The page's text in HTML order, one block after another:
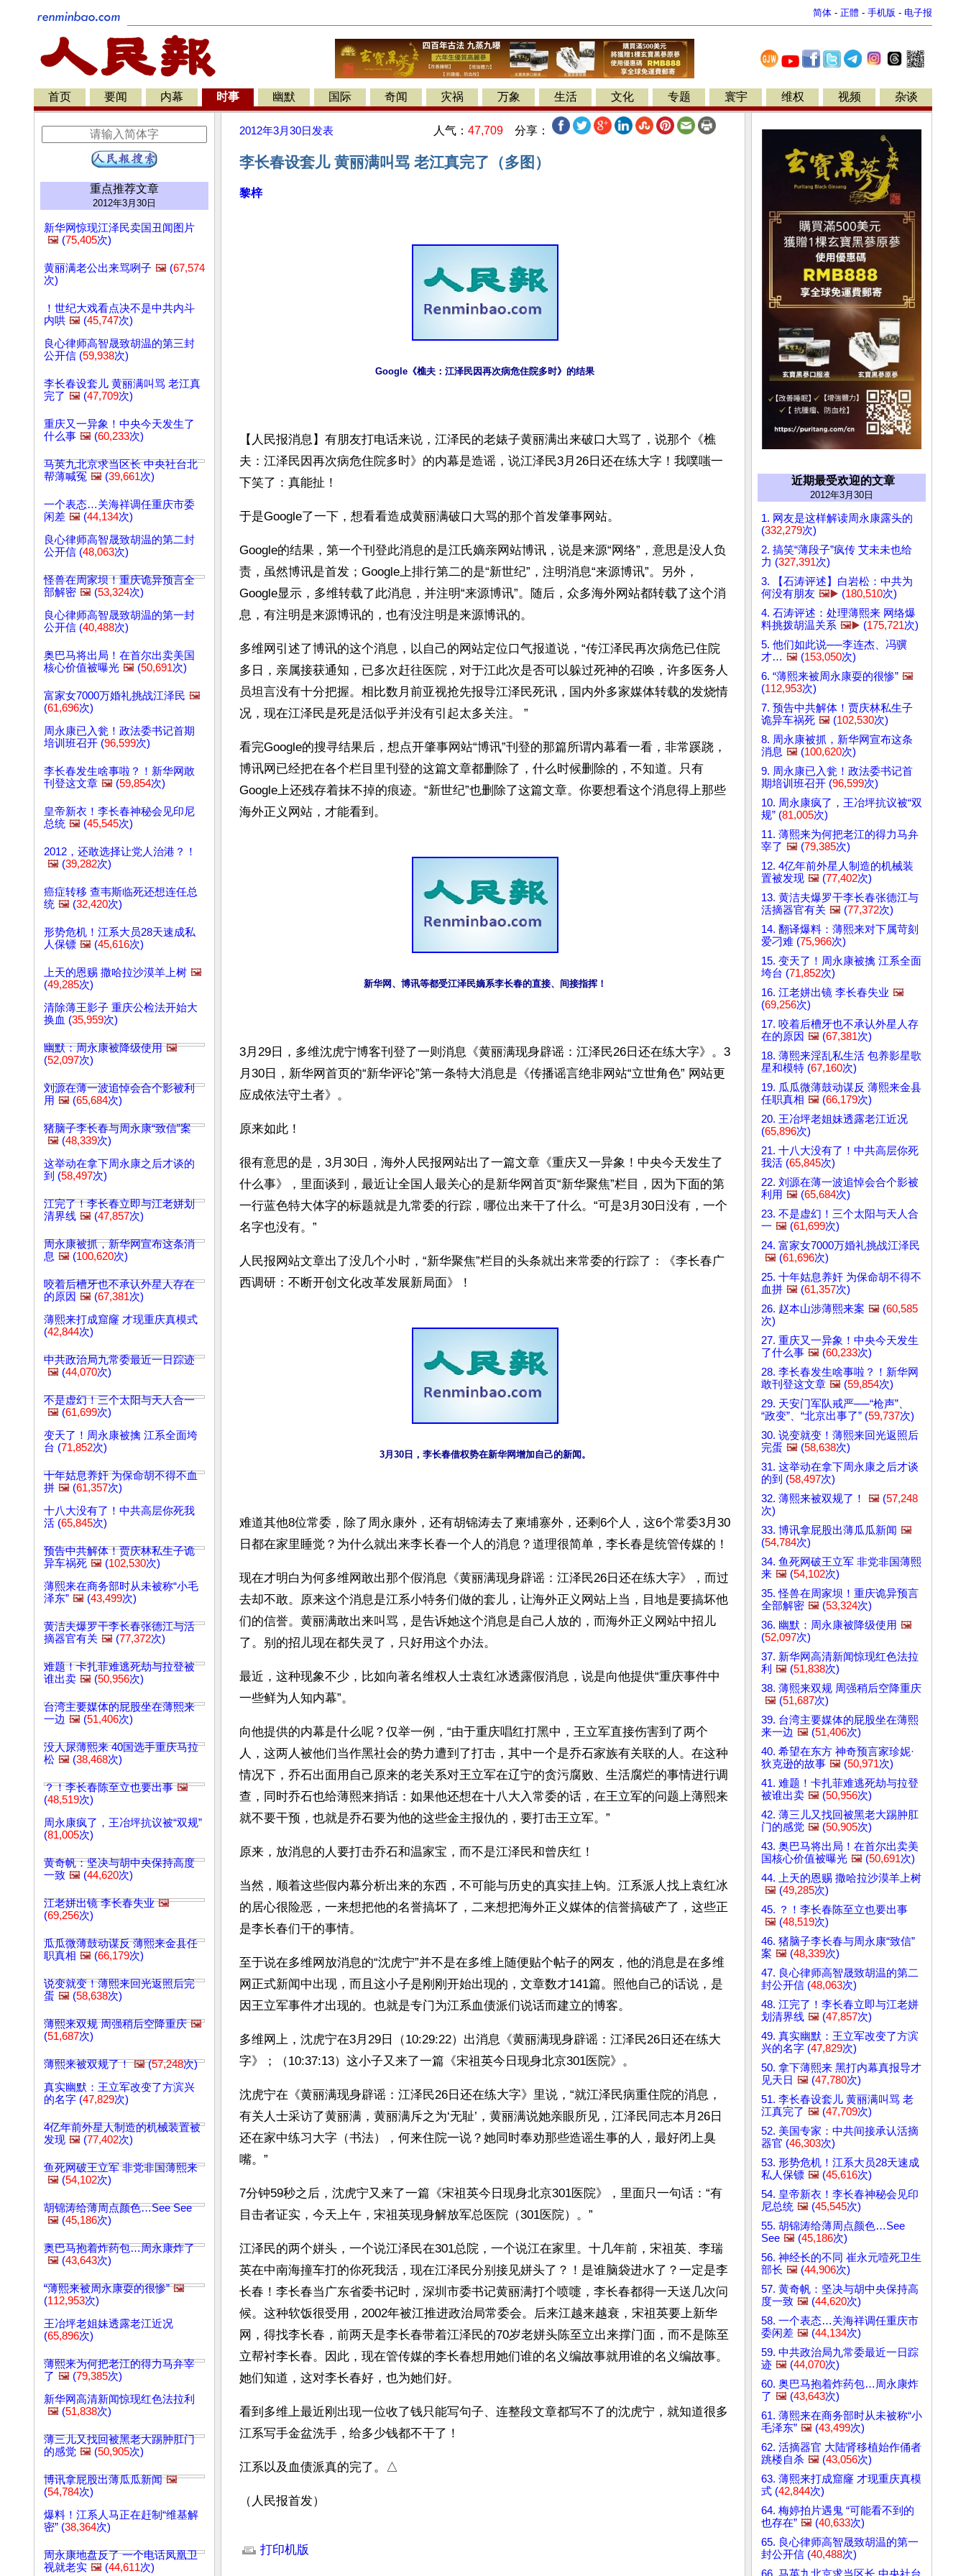
简体 - 正體 - 手机版 - 电子报
首页 要闻 内幕 时事 幽默 国际 奇闻 灾祸 万象 生活 文化 专题 寰宇 维权 视频 杂谈
重点推荐文章
2012年3月30日
新华网惊现江泽民卖国丑闻图片
🖼️ (75,405次)
黄丽满老公出来骂咧子 🖼️ (67,574
次)
！世纪大戏看点决不是中共内斗
内哄 🖼️ (45,747次)
良心律师高智晟致胡温的第三封
公开信 (59,938次)
李长春设套儿 黄丽满叫骂 老江真
完了 🖼️ (47,709次)
重庆又一异象！中央今天发生了
什么事 🖼️ (60,233次)
马英九北京求当区长 中央社台北
帮薄喊冤 🖼️ (39,661次)
一个表态…关海祥调任重庆市委
闲差 🖼️ (44,134次)
良心律师高智晟致胡温的第二封
公开信 (48,063次)
怪兽在周家坝！重庆诡异预言全
部解密 🖼️ (53,324次)
良心律师高智晟致胡温的第一封
公开信 (40,488次)
奥巴马将出局！在首尔出卖美国
核心价值被曝光 🖼️ (50,691次)
富家女7000万婚礼挑战江泽民 🖼️
(61,696次)
周永康已入瓮！政法委书记首期
培训班召开 (96,599次)
李长春发生啥事啦？！新华网敢
刊登这文章 🖼️ (59,854次)
皇帝新衣！李长春神秘会见印尼
总统 🖼️ (45,545次)
2012，还敢选择让党人治港？！
🖼️ (39,282次)
癌症转移 查韦斯临死还想连任总
统 🖼️ (32,420次)
形势危机！江系大员28天速成私
人保镖 🖼️ (45,616次)
上天的恩赐 撒哈拉沙漠羊上树 🖼️
(49,285次)
清除薄王影子 重庆公检法开始大
换血 (35,959次)
幽默：周永康被降级使用 🖼️
(52,097次)
刘源在薄一波追悼会合个影被利
用 🖼️ (65,684次)
猪脑子李长春与周永康“致信”案
🖼️ (48,339次)
这举动在拿下周永康之后才谈的
到 (58,497次)
江完了！李长春立即与江老姘划
清界线 🖼️ (47,857次)
周永康被抓，新华网宣布这条消
息 🖼️ (100,620次)
咬着后槽牙也不承认外星人存在
的原因 🖼️ (67,381次)
薄熙来打成窟窿 才现重庆真模式
(42,844次)
中共政治局九常委最近一日踪迹
🖼️ (44,070次)
不是虚幻！三个太阳与天人合一
🖼️ (61,699次)
变天了！周永康被擒 江系全面垮
台 (71,852次)
十年姑息养奸 为保命胡不得不血
拼 🖼️ (61,357次)
十八大没有了！中共高层你死我
活 (65,845次)
预告中共解体！贾庆林私生子诡
异车祸死 🖼️ (102,530次)
薄熙来在商务部时从未被称“小毛
泽东” 🖼️ (43,499次)
黄洁夫爆罗干李长春张德江与活
摘器官有关 🖼️ (77,372次)
难题！卡扎菲难逃死劫与拉登被
谁出卖 🖼️ (50,956次)
台湾主要媒体的屁股坐在薄熙来
一边 🖼️ (51,406次)
没人尿薄熙来 40国选手重庆马拉
松 🖼️ (38,468次)
？！李长春陈至立也要出事 🖼️
(48,519次)
周永康疯了，王冶坪抗议被“双规”
(81,005次)
黄奇帆：坚决与胡中央保持高度
一致 🖼️ (44,620次)
江老姘出镜 李长春失业 🖼️
(69,256次)
瓜瓜微薄鼓动谋反 薄熙来金县任
职真相 🖼️ (66,179次)
说变就变！薄熙来回光返照后完
蛋 🖼️ (58,638次)
薄熙来双规 周强稍后空降重庆 🖼️
(51,687次)
薄熙来被双规了！ 🖼️(57,248次)
真实幽默：王立军改变了方滨兴
的名字 (47,829次)
4亿年前外星人制造的机械装置被
发现 🖼️ (77,402次)
鱼死网破王立军 非党非国薄熙来
🖼️ (54,102次)
胡锦涛给薄周点颜色…See See
🖼️ (45,186次)
奥巴马抱着炸药包…周永康炸了
🖼️ (43,643次)
“薄熙来被周永康耍的很惨” 🖼️
(112,953次)
王冶坪老姐妹透露老江近况
(65,896次)
薄熙来为何把老江的得力马弁宰
了 🖼️ (79,385次)
新华网高清新闻惊现红色法拉利
🖼️ (51,838次)
薄三儿又找回被黑老大踢肿肛门
的感觉 🖼️ (50,905次)
博讯拿屁股出薄瓜瓜新闻 🖼️
(54,784次)
爆料！江系人马正在赶制“维基解
密” (38,364次)
周永康地盘反了 一个电话凤凰卫
视就老实 🖼️ (44,611次)
2012年3月30日 发表 人气： 47,709 分享：
李长春设套儿 黄丽满叫骂 老江真完了（多图）
黎梓
Google《樵夫：江泽民因再次病危住院多时》的结果
【人民报消息】有朋友打电话来说，江泽民的老婊子黄丽满出来破口大骂了，说那个《樵
夫：江泽民因再次病危住院多时》的内幕是造谣，说江泽民3月26日还在练大字！我噗嗤一
下笑了：真能扯！
于是Google了一下，想看看造成黄丽满破口大骂的那个首发肇事网站。
Google的结果，第一个刊登此消息的是江氏嫡亲网站博讯，说是来源“网络”，意思是没人负
责，虽然博讯是首发；Google上排行第二的是“新世纪”，注明消息“来源博讯”。另外，
Google显示，多维转载了此消息，并注明“来源博讯”。随后，众多海外网站都转载了这个消
息，有注明是来源博讯的，也有没注明是来源博讯的。
多维网引述了博讯的这个消息，以自己的网站定位口气报道说，“传江泽民再次病危已住院
多日，亲属接获通知，已多次赶往医院，对于江此次是否可以躲过死神的召唤，许多医务人
员坦言没有十分把握。相比数月前亚视抢先报导江泽民死讯，国内外多家媒体转载的发烧情
况，现在江泽民是死是活似乎并没有引起太多关注。 ”
看完Google的搜寻结果后，想点开肇事网站“博讯”刊登的那篇所谓内幕看一看，非常蹊跷，
博讯网已经把在各个栏目里刊登的这篇文章都删除了，什么时候删除的，不知道。只有
Google上还残存着抹不掉的痕迹。“新世纪”也删除了这篇文章。你要想看这个消息得上那些
海外正义网站，才能看到。
新华网、博讯等都受江泽民嫡系李长春的直接、间接指挥！
3月29日，多维沈虎宁博客刊登了一则消息《黄丽满现身辟谣：江泽民26日还在练大字》。3
月30日，新华网首页的“新华评论”第一条特大消息是《传播谣言绝非网站“立世角色” 网站更
应成依法守土者》。
原来如此！
很有意思的是，3月30日，海外人民报网站出了一篇文章《重庆又一异象！中央今天发生了
什么事》，里面谈到，最近让全国人最关心的是新华网首页“新华聚焦”栏目，因为下面的第
一行蓝色特大体字的标题就是九常委的行踪，哪位出来干了什么。“可是3月30日没有，一个
名字也没有。”
人民报网站文章出了没几个小时，“新华聚焦”栏目的头条就出来常委的行踪了：《李长春广
西调研：不断开创文化改革发展新局面》！
3月30日，李长春借权势在新华网增加自己的新闻。
难道其他8位常委，除了周永康外，还有胡锦涛去了柬埔寨外，还剩6个人，这6个常委3月30
现在才明白为何多维网敢出那个假消息《黄丽满现身辟谣：江泽民26日还在练大字》，而过
去却不敢。原来这个消息是江系小特务们做的套儿，让海外正义网站上当，目地是要搞坏他
们的信誉。黄丽满敢出来叫骂，是告诉她这个消息是自己人放的，而海外正义网站中招儿
了。别的招儿现在都失灵了，只好用这个办法。
最近，这种现象不少，比如向著名维权人士袁红冰透露假消息，说是向他提供“重庆事件中
一些鲜为人知内幕”。
向他提供的内幕是什么呢？仅举一例，“由于重庆唱红打黑中，王立军直接伤害到了两个
人，这两人被他们当作黑社会的势力遭到了打击，其中一个是乔石家族有关联的人。在这种
情况下，乔石出面用自己原来的老关系对王立军在辽宁的贪污腐败、生活腐烂的事情进行调
查，同时乔石也给薄熙来捎话：如果他还想在十八大入常委的话，在王立军的问题上薄熙来
就不要干预，也就是乔石要为他的这些金主报仇的，要打击王立军。”
原来，放消息的人要打击乔石和温家宝，而不是江泽民和曾庆红！
当然，顺着这些假内幕分析出来的东西，不可能与历史的真实挂上钩。江系派人找上袁红冰
的居心很险恶，一来想把他的名誉搞坏了，二来想把海外正义媒体的信誉搞破产了，这些正
是李长春们干的事情。
至于说在多维网放消息的“沈虎宁”并不是在多维上随便贴个帖子的网友，他的消息是在多维
网正式新闻中出现，而且这小子是刚刚开始出现的，文章数才141篇。照他自己的话说，是
因王立军事件才出现的。也就是专门为江系血债派们说话而建立的博客。
多维网上，沈虎宁在3月29日（10:29:22）出消息《黄丽满现身辟谣：江泽民26日还在练大
字》；（10:37:13）这小子又来了一篇《宋祖英今日现身北京301医院》。
沈虎宁在《黄丽满现身辟谣：江泽民26日还在练大字》里说，“就江泽民病重住院的消息，
有关人士采访了黄丽满，黄丽满斥之为‘无耻’，黄丽满说她亲眼所见，江泽民同志本月26日
还在家中练习大字（书法），何来住院一说？她同时奉劝那些造谣生事的人，最好闭上臭
嘴。”
7分钟59秒之后，沈虎宁又来了一篇《宋祖英今日现身北京301医院》，里面只一句话：“有
目击者证实，今天上午，宋祖英现身解放军总医院（301医院）。”
江泽民的两个姘头，一个说江泽民在301总院，一个说江在家里。十几年前，宋祖英、李瑞
英在中南海撞车打的你死我活，现在江泽民分别接见姘头了？！是谁脑袋进水了？一定是李
长春！李长春当广东省委书记时，深圳市委书记黄丽满打个喷嚏，李长春都得一天送几次问
候。这种软饭很受用，2002年被江推进政治局常委会。后来江越来越衰，宋祖英要上新华
网，得找李长春，前两天是李长春带着江泽民的70岁老姘头陈至立出来撑门面，而不是陈至
立帮衬李长春。因此，现在管传媒的李长春想用她们谁的名义编故事就用谁的名义编故事。
她们知道，这对李长春好，也为她们好。
看到多维上最近刚出现一位收了钱只能写句子、连整段文章都写不了的沈虎宁，就知道很多
江系写手金盆洗手，给多少钱都不干了！
江系以及血债派真的完了。△
（人民报首发）
打印机版
近期最受欢迎的文章
2012年3月30日
1. 网友是这样解读周永康露头的
(332,279次)
2. 搞笑“薄段子”疯传 艾未未也给
力 (327,391次)
3. 【石涛评述】白岩松：中共为
何没有朋友 🖼️▶️ (180,510次)
4. 石涛评述：处理薄熙来 网络爆
料挑拨胡温关系 🖼️▶️ (175,721次)
5. 他们如此说──李连杰、冯骥
才… 🖼️ (153,050次)
6. “薄熙来被周永康耍的很惨” 🖼️
(112,953次)
7. 预告中共解体！贾庆林私生子
诡异车祸死 🖼️ (102,530次)
8. 周永康被抓，新华网宣布这条
消息 🖼️ (100,620次)
9. 周永康已入瓮！政法委书记首
期培训班召开 (96,599次)
10. 周永康疯了，王冶坪抗议被“双
规” (81,005次)
11. 薄熙来为何把老江的得力马弁
宰了 🖼️ (79,385次)
12. 4亿年前外星人制造的机械装
置被发现 🖼️ (77,402次)
13. 黄洁夫爆罗干李长春张德江与
活摘器官有关 🖼️ (77,372次)
14. 翻译爆料：薄熙来对下属苛刻
爱刁难 (75,966次)
15. 变天了！周永康被擒 江系全面
垮台 (71,852次)
16. 江老姘出镜 李长春失业 🖼️
(69,256次)
17. 咬着后槽牙也不承认外星人存
在的原因 🖼️ (67,381次)
18. 薄熙来淫乱私生活 包养影星歌
星和模特 (67,160次)
19. 瓜瓜微薄鼓动谋反 薄熙来金县
任职真相 🖼️ (66,179次)
20. 王冶坪老姐妹透露老江近况
(65,896次)
21. 十八大没有了！中共高层你死
我活 (65,845次)
22. 刘源在薄一波追悼会合个影被
利用 🖼️ (65,684次)
23. 不是虚幻！三个太阳与天人合
一 🖼️ (61,699次)
24. 富家女7000万婚礼挑战江泽民
🖼️ (61,696次)
25. 十年姑息养奸 为保命胡不得不
血拼 🖼️ (61,357次)
26. 赵本山涉薄熙来案 🖼️ (60,585
次)
27. 重庆又一异象！中央今天发生
了什么事 🖼️ (60,233次)
28. 李长春发生啥事啦？！新华网
敢刊登这文章 🖼️ (59,854次)
29. 天安门军队戒严──“枪声”、
“政变”、“北京出事了” (59,737次)
30. 说变就变！薄熙来回光返照后
完蛋 🖼️ (58,638次)
31. 这举动在拿下周永康之后才谈
的到 (58,497次)
32. 薄熙来被双规了！
🖼️ (57,248
次)
33. 博讯拿屁股出薄瓜瓜新闻 🖼️
(54,784次)
34. 鱼死网破王立军 非党非国薄熙
来 🖼️ (54,102次)
35. 怪兽在周家坝！重庆诡异预言
全部解密 🖼️ (53,324次)
36. 幽默：周永康被降级使用 🖼️
(52,097次)
37. 新华网高清新闻惊现红色法拉
利 🖼️ (51,838次)
38. 薄熙来双规 周强稍后空降重庆
🖼️ (51,687次)
39. 台湾主要媒体的屁股坐在薄熙
来一边 🖼️ (51,406次)
40. 希望在东方 神奇预言家珍妮·
狄克逊的故事 🖼️ (50,971次)
41. 难题！卡扎菲难逃死劫与拉登
被谁出卖 🖼️ (50,956次)
42. 薄三儿又找回被黑老大踢肿肛
门的感觉 🖼️ (50,905次)
43. 奥巴马将出局！在首尔出卖美
国核心价值被曝光 🖼️ (50,691次)
44. 上天的恩赐 撒哈拉沙漠羊上树
🖼️ (49,285次)
45. ？！李长春陈至立也要出事
🖼️ (48,519次)
46. 猪脑子李长春与周永康“致信”
案 🖼️ (48,339次)
47. 良心律师高智晟致胡温的第二
封公开信 (48,063次)
48. 江完了！李长春立即与江老姘
划清界线 🖼️ (47,857次)
49. 真实幽默：王立军改变了方滨
兴的名字 (47,829次)
50. 拿下薄熙来 黑打内幕真报导才
见天日 🖼️ (47,780次)
51. 李长春设套儿 黄丽满叫骂 老
江真完了 🖼️ (47,709次)
52. 美国专家：中共间接承认活摘
器官 (46,303次)
53. 形势危机！江系大员28天速成
私人保镖 🖼️ (45,616次)
54. 皇帝新衣！李长春神秘会见印
尼总统 🖼️ (45,545次)
55. 胡锦涛给薄周点颜色…See
See 🖼️ (45,186次)
56. 神经长的不同 崔永元噎死卫生
部长 🖼️ (44,906次)
57. 黄奇帆：坚决与胡中央保持高
度一致 🖼️ (44,620次)
58. 一个表态…关海祥调任重庆市
委闲差 🖼️ (44,134次)
59. 中共政治局九常委最近一日踪
迹 🖼️ (44,070次)
60. 奥巴马抱着炸药包…周永康炸
了 🖼️ (43,643次)
61. 薄熙来在商务部时从未被称“小
毛泽东” 🖼️ (43,499次)
62. 活摘器官 大陆肾移植始作俑者
跳楼自杀 🖼️ (43,056次)
63. 薄熙来打成窟窿 才现重庆真模
式 (42,844次)
64. 梅婷拍片遇鬼 “可能看不到的
也存在” 🖼️ (40,633次)
65. 良心律师高智晟致胡温的第一
封公开信 (40,488次)
66. 马英九北京求当区长 中央社台